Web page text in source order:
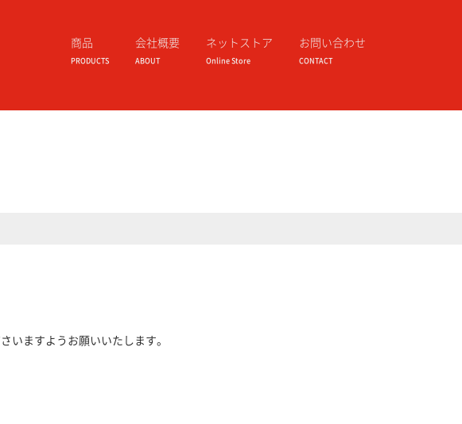
商品
PRODUCTS
会社概要
ABOUT
ネットストア
Online Store
お問い合わせ
CONTACT
いますようお願いいたします。